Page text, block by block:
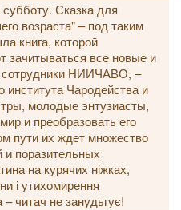
Сказка для
возраста" – под таким
книга, которой
зачитываться все новые и
сотрудники НИИЧАВО, –
института Чародейства и
молодые энтузиасты,
и преобразовать его
пути их ждет множество
поразительных
на курячих ніжках,
і утихомирення
читач не занудьгує!